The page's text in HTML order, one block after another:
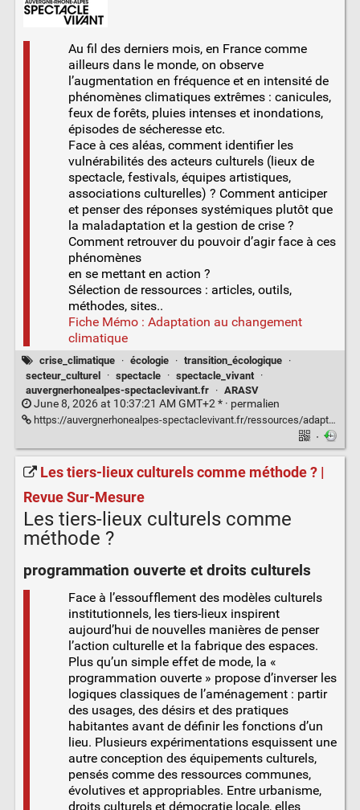
Au fil des derniers mois, en France comme
ailleurs dans le monde, on observe
l’augmentation en fréquence et en intensité de
phénomènes climatiques extrêmes : canicules,
feux de forêts, pluies intenses et inondations,
épisodes de sécheresse etc.
Face à ces aléas, comment identifier les
vulnérabilités des acteurs culturels (lieux de
spectacle, festivals, équipes artistiques,
associations culturelles) ? Comment anticiper
et penser des réponses systémiques plutôt que
la maladaptation et la gestion de crise ?
Comment retrouver du pouvoir d’agir face à ces
phénomènes
en se mettant en action ?
Sélection de ressources : articles, outils,
méthodes, sites..
Fiche Mémo : Adaptation au changement
climatique
crise_climatique · écologie · transition_écologique ·
secteur_culturel
· spectacle · spectacle_vivant ·
auvergnerhonealpes-spectaclevivant.fr
· ARASV
June 8, 2026 at 10:37:21 AM GMT+2 * · permalien
https://auvergnerhonealpes-spectaclevivant.fr/ressources/adaptation-au-changement-climatique/
·
Les tiers-lieux culturels comme méthode ? |
Revue Sur-Mesure
Les tiers-lieux culturels comme
méthode ?
programmation ouverte et droits culturels
Face à l’essoufflement des modèles culturels
institutionnels, les tiers-lieux inspirent
aujourd’hui de nouvelles manières de penser
l’action culturelle et la fabrique des espaces.
Plus qu’un simple effet de mode, la «
programmation ouverte » propose d’inverser les
logiques classiques de l’aménagement : partir
des usages, des désirs et des pratiques
habitantes avant de définir les fonctions d’un
lieu. Plusieurs expérimentations esquissent une
autre conception des équipements culturels,
pensés comme des ressources communes,
évolutives et appropriables. Entre urbanisme,
droits culturels et démocratie locale, elles